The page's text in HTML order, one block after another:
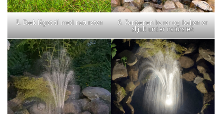
5. Dæk låget til med natursten 6. Fontænen kører og baljen er
skjult under natursten